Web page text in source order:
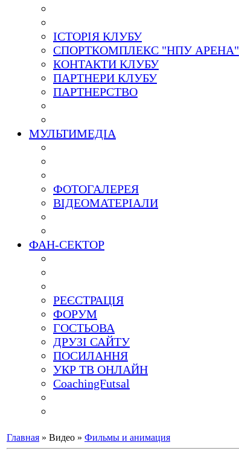
ІСТОРІЯ КЛУБУ
СПОРТКОМПЛЕКС "НПУ АРЕНА"
КОНТАКТИ КЛУБУ
ПАРТНЕРИ КЛУБУ
ПАРТНЕРСТВО
МУЛЬТИМЕДІА
ФОТОГАЛЕРЕЯ
ВІДЕОМАТЕРІАЛИ
ФАН-СЕКТОР
РЕЄСТРАЦІЯ
ФОРУМ
ГОСТЬОВА
ДРУЗІ САЙТУ
ПОСИЛАННЯ
УКР ТВ ОНЛАЙН
CoachingFutsal
Главная » Видео » Фильмы и анимация